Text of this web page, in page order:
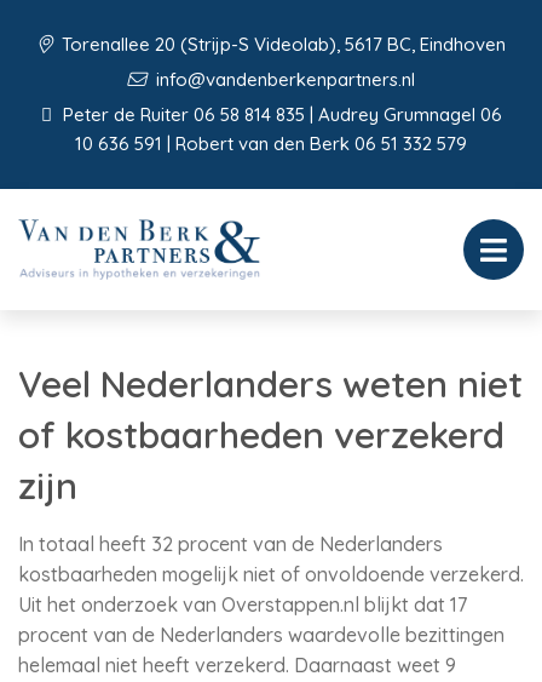
Torenallee 20 (Strijp-S Videolab), 5617 BC, Eindhoven
info@vandenberkenpartners.nl
Peter de Ruiter 06 58 814 835 | Audrey Grumnagel 06
10 636 591 | Robert van den Berk 06 51 332 579
Veel Nederlanders weten niet
of kostbaarheden verzekerd
zijn
In totaal heeft 32 procent van de Nederlanders
kostbaarheden mogelijk niet of onvoldoende verzekerd.
Uit het onderzoek van Overstappen.nl blijkt dat 17
procent van de Nederlanders waardevolle bezittingen
helemaal niet heeft verzekerd. Daarnaast weet 9